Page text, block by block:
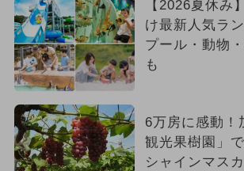
【2026夏休み
け最新人気ラ
プール・動物
も
6万房に感動！
観光果樹園」
シャインマス